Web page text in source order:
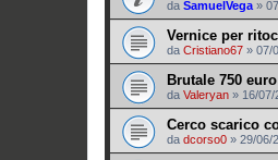
da SamuelVega»
Vernice per
da Cristiano67 » 07/
Brutale 750
da Valeryan » 16/07/
Cerco scarico
da dcorso0 » 29/06/